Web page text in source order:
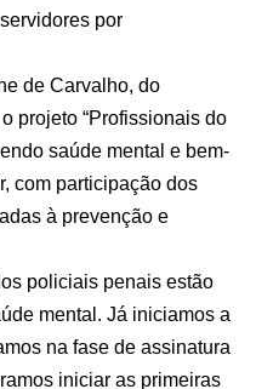
por
de Carvalho, do
projeto “Profissionais do
saúde mental e bem-
com participação dos
à prevenção e
policiais penais estão
mental. Já iniciamos a
na fase de assinatura
iniciar as primeiras